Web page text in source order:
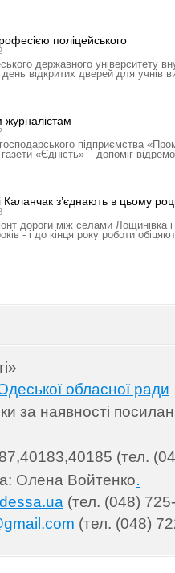
поліцейського
державного університету
відкритих дверей для учнів
журналістам
підприємства
«Єдність» – допоміг
з’єднають в цьому
дороги між селами Лощинівка
- і до кінця року роботи
обласної ради
за наявності
(тел.
Олена Войтенко.
(тел. (048)
(тел. (048)